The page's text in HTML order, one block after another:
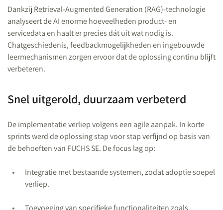
Dankzij Retrieval-Augmented Generation (RAG)-technologie
analyseert de AI enorme hoeveelheden product- en
servicedata en haalt er precies dát uit wat nodig is.
Chatgeschiedenis, feedbackmogelijkheden en ingebouwde
leermechanismen zorgen ervoor dat de oplossing continu blijft
verbeteren.
Snel uitgerold, duurzaam verbeterd
De implementatie verliep volgens een agile aanpak. In korte
sprints werd de oplossing stap voor stap verfijnd op basis van
de behoeften van FUCHS SE. De focus lag op:
Integratie met bestaande systemen, zodat adoptie soepel
verliep.
Toevoeging van specifieke functionaliteiten zoals